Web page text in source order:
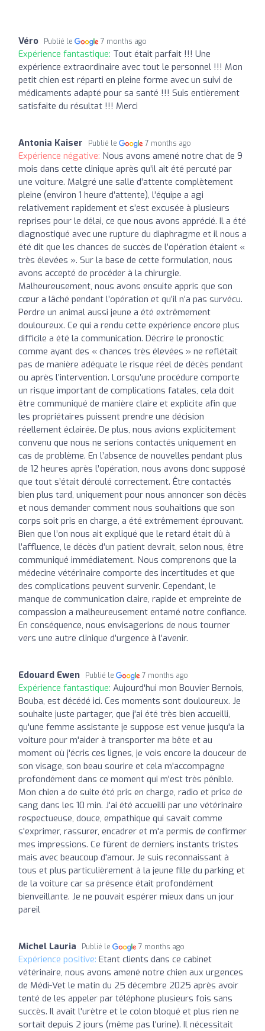
Véro Publié le 7 months ago
Expérience fantastique: Tout était parfait !!! Une
expérience extraordinaire avec tout le personnel !!! Mon
petit chien est réparti en pleine forme avec un suivi de
médicaments adapté pour sa santé !!! Suis entièrement
satisfaite du résultat !!! Merci
Antonia Kaiser Publié le 7 months ago
Expérience négative: Nous avons amené notre chat de 9
mois dans cette clinique après qu’il ait été percuté par
une voiture. Malgré une salle d’attente complètement
pleine (environ 1 heure d’attente), l’équipe a agi
relativement rapidement et s’est excusée à plusieurs
reprises pour le délai, ce que nous avons apprécié. Il a été
diagnostiqué avec une rupture du diaphragme et il nous a
été dit que les chances de succès de l’opération étaient «
très élevées ». Sur la base de cette formulation, nous
avons accepté de procéder à la chirurgie.
Malheureusement, nous avons ensuite appris que son
cœur a lâché pendant l’opération et qu’il n’a pas survécu.
Perdre un animal aussi jeune a été extrêmement
douloureux. Ce qui a rendu cette expérience encore plus
difficile a été la communication. Décrire le pronostic
comme ayant des « chances très élevées » ne reflétait
pas de manière adéquate le risque réel de décès pendant
ou après l’intervention. Lorsqu’une procédure comporte
un risque important de complications fatales, cela doit
être communiqué de manière claire et explicite afin que
les propriétaires puissent prendre une décision
réellement éclairée. De plus, nous avions explicitement
convenu que nous ne serions contactés uniquement en
cas de problème. En l’absence de nouvelles pendant plus
de 12 heures après l’opération, nous avons donc supposé
que tout s’était déroulé correctement. Être contactés
bien plus tard, uniquement pour nous annoncer son décès
et nous demander comment nous souhaitions que son
corps soit pris en charge, a été extrêmement éprouvant.
Bien que l’on nous ait expliqué que le retard était dû à
l’affluence, le décès d’un patient devrait, selon nous, être
communiqué immédiatement. Nous comprenons que la
médecine vétérinaire comporte des incertitudes et que
des complications peuvent survenir. Cependant, le
manque de communication claire, rapide et empreinte de
compassion a malheureusement entamé notre confiance.
En conséquence, nous envisagerions de nous tourner
vers une autre clinique d’urgence à l’avenir.
Edouard Ewen Publié le 7 months ago
Expérience fantastique: Aujourd'hui mon Bouvier Bernois,
Bouba, est décédé ici. Ces moments sont douloureux. Je
souhaite juste partager, que j'ai été très bien accueilli,
qu'une femme assistante je suppose est venue jusqu'a la
voiture pour m'aider à transporter ma bête et au
moment où j'écris ces lignes, je vois encore la douceur de
son visage, son beau sourire et cela m'accompagne
profondément dans ce moment qui m'est très pénible.
Mon chien a de suite été pris en charge, radio et prise de
sang dans les 10 min. J'ai été accueilli par une vétérinaire
respectueuse, douce, empathique qui savait comme
s'exprimer, rassurer, encadrer et m'a permis de confirmer
mes impressions. Ce fûrent de derniers instants tristes
mais avec beaucoup d'amour. Je suis reconnaissant à
tous et plus particulièrement à la jeune fille du parking et
de la voiture car sa présence était profondément
bienveillante. Je ne pouvait espérer mieux dans un jour
pareil
Michel Lauria Publié le 7 months ago
Expérience positive: Etant clients dans ce cabinet
vétérinaire, nous avons amené notre chien aux urgences
de Médi-Vet le matin du 25 décembre 2025 après avoir
tenté de les appeler par téléphone plusieurs fois sans
succès. Il avait l'urètre et le colon bloqué et plus rien ne
sortait depuis 2 jours (même pas l'urine). Il nécessitait